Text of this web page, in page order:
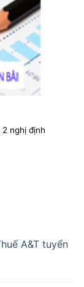
nghị định
A&T tuyển